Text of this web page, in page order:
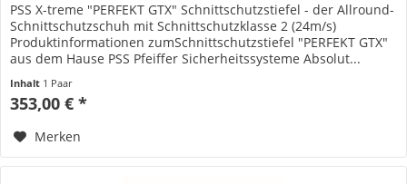
PSS X-treme "PERFEKT GTX" Schnittschutzstiefel - der Allround-
Schnittschutzschuh mit Schnittschutzklasse 2 (24m/s)
Produktinformationen zumSchnittschutzstiefel "PERFEKT GTX"
aus dem Hause PSS Pfeiffer Sicherheitssysteme Absolut...
Inhalt 1 Paar
353,00 € *
Merken